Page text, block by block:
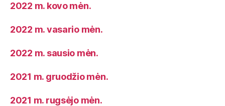
2022 m. kovo mėn.
2022 m. vasario mėn.
2022 m. sausio mėn.
2021 m. gruodžio mėn.
2021 m. rugsėjo mėn.